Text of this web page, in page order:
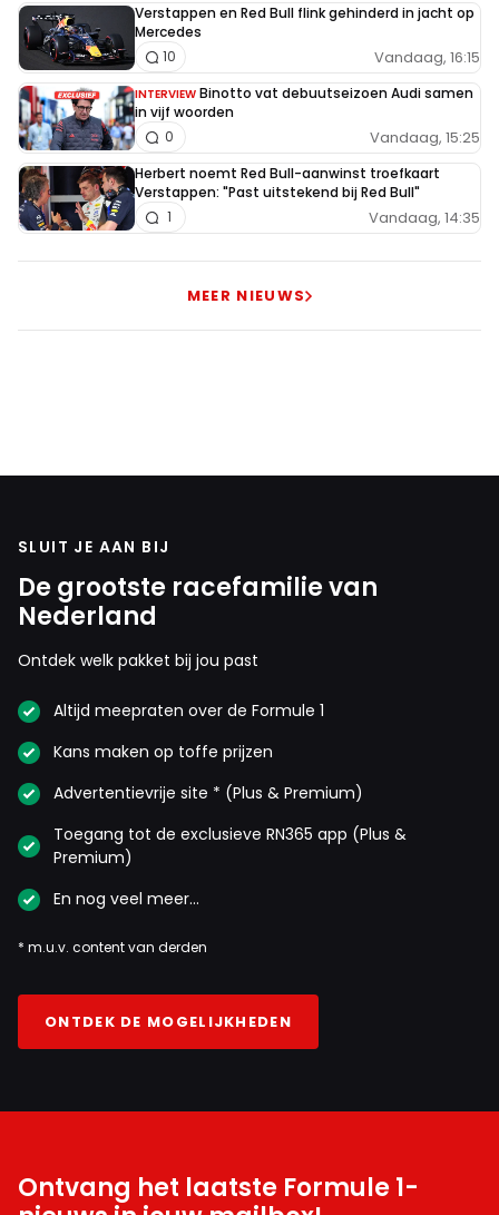
Verstappen en Red Bull flink gehinderd in jacht op
Mercedes
Vandaag, 16:15
10
INTERVIEW Binotto vat debuutseizoen Audi samen
in vijf woorden
Vandaag, 15:25
0
Herbert noemt Red Bull-aanwinst troefkaart
Verstappen: "Past uitstekend bij Red Bull"
Vandaag, 14:35
1
MEER NIEUWS
SLUIT JE AAN BIJ
De grootste racefamilie van
Nederland
Ontdek welk pakket bij jou past
Altijd meepraten over de Formule 1
Kans maken op toffe prijzen
Advertentievrije site * (Plus & Premium)
Toegang tot de exclusieve RN365 app (Plus &
Premium)
En nog veel meer…
* m.u.v. content van derden
ONTDEK DE MOGELIJKHEDEN
Ontvang het laatste Formule 1-